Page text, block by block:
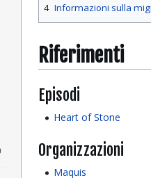
4 Informazioni sulla
Riferimenti
Episodi
Heart of Stone
Organizzazioni
Maquis